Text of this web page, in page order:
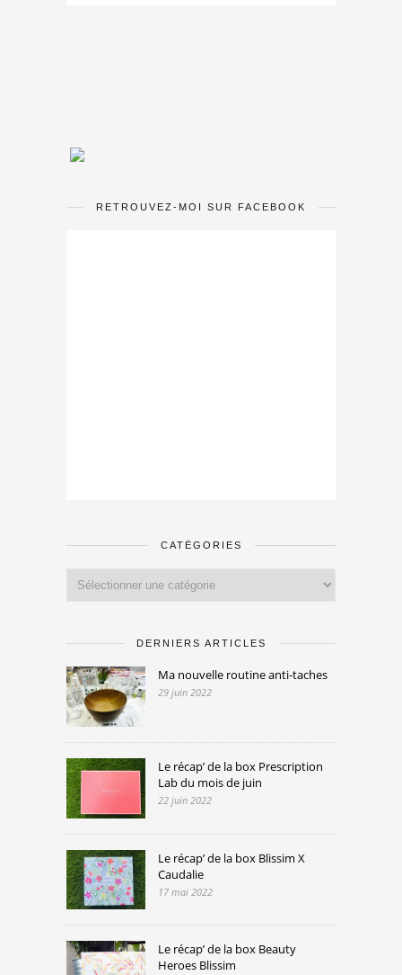
RETROUVEZ-MOI SUR FACEBOOK
CATÉGORIES
DERNIERS ARTICLES
Ma nouvelle routine anti-taches
29 juin 2022
Le récap’ de la box Prescription
Lab du mois de juin
22 juin 2022
Le récap’ de la box Blissim X
Caudalie
17 mai 2022
Le récap’ de la box Beauty
Heroes Blissim